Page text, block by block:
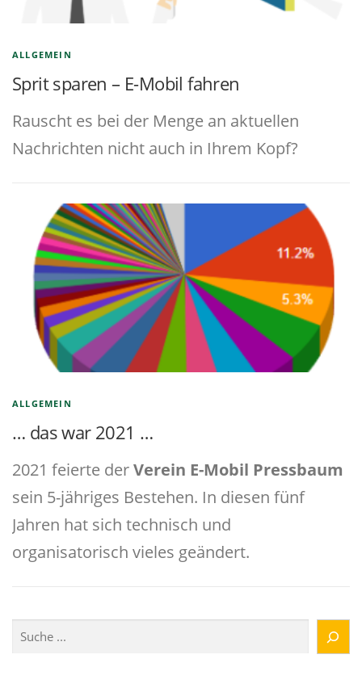
ALLGEMEIN
Sprit sparen – E-Mobil fahren
Rauscht es bei der Menge an aktuellen
Nachrichten nicht auch in Ihrem Kopf?
ALLGEMEIN
… das war 2021 …
2021 feierte derVerein E-Mobil Pressbaum
sein 5-jähriges Bestehen. In diesen fünf
Jahren hat sich technisch und
organisatorisch vieles geändert.